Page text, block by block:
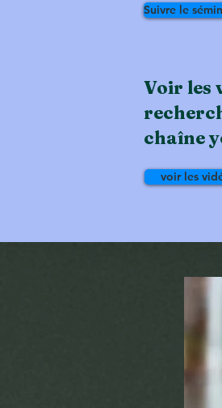
Suivre le
Voir les
chaîne
voir les